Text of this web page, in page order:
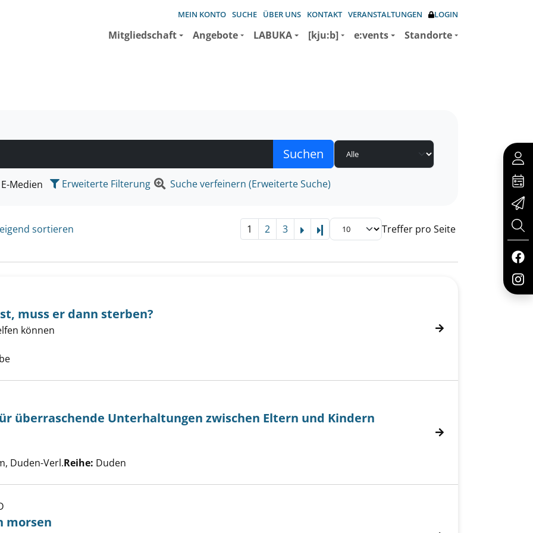
MEIN KONTO SUCHE ÜBER UNS KONTAKT VERANSTALTUNGEN LOGIN
Mitgliedschaft Angebote LABUKA [kju:b] e:vents Standorte
suchen wollen.
E-Medien Erweiterte Filterung Suche verfeinern (Erweiterte Suche)
sortieren 1 2 3 Letzte Seite Treffer pro Seite
jetzt tot ist, muss er dann sterben? anzeigen
muss er dann sterben?
können
Fragen für überraschende Unterhaltungen zwischen Eltern und Kindern anzeigen
überraschende Unterhaltungen zwischen Eltern und Kindern
Duden-Verl.Reihe: Duden
morsen anzeigen
morsen